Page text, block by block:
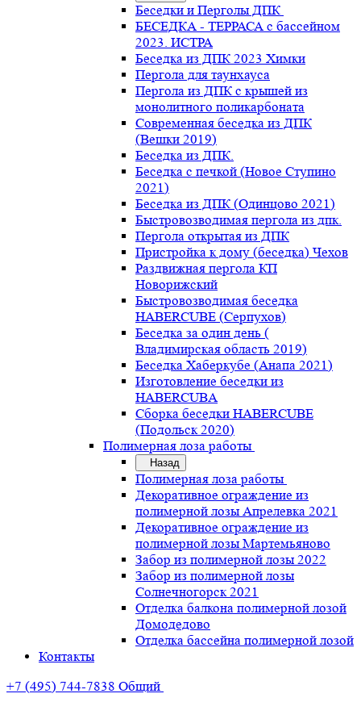
Беседки и Перголы ДПК
БЕСЕДКА - ТЕРРАСА с бассейном
2023. ИСТРА
Беседка из ДПК 2023 Химки
Пергола для таунхауса
Пергола из ДПК с крышей из
монолитного поликарбоната
Современная беседка из ДПК
(Вешки 2019)
Беседка из ДПК.
Беседка с печкой (Новое Ступино
2021)
Беседка из ДПК (Одинцово 2021)
Быстровозводимая пергола из дпк.
Пергола открытая из ДПК
Пристройка к дому (беседка) Чехов
Раздвижная пергола КП
Новорижский
Быстровозводимая беседка
HABERCUBE (Серпухов)
Беседка за один день (
Владимирская область 2019)
Беседка Хаберкубе (Анапа 2021)
Изготовление беседки из
HABERCUBA
Сборка беседки HABERCUBE
(Подольск 2020)
Полимерная лоза работы
Назад
Полимерная лоза работы
Декоративное ограждение из
полимерной лозы Апрелевка 2021
Декоративное ограждение из
полимерной лозы Мартемьяново
Забор из полимерной лозы 2022
Забор из полимерной лозы
Солнечногорск 2021
Отделка балкона полимерной лозой
Домодедово
Отделка бассейна полимерной лозой
Контакты
+7 (495) 744-7838 Общий